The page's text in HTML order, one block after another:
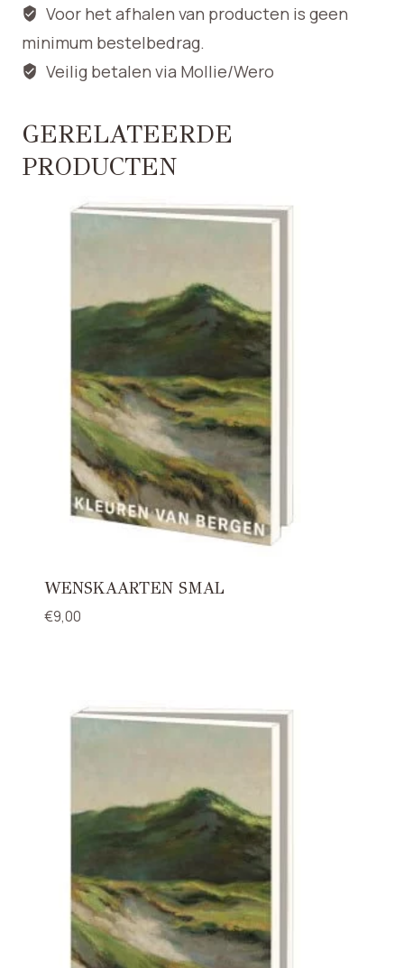
Voor het afhalen van producten is geen
minimum bestelbedrag.
Veilig betalen via Mollie/Wero
GERELATEERDE
PRODUCTEN
WENSKAARTEN SMAL
€9,00